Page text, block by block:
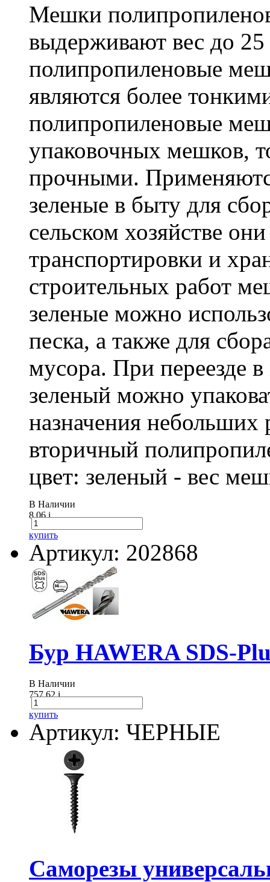
Мешки
выдерживают вес до
полипропиленовые
являются более
полипропиленовые
упаковочных мешков,
прочными.
зеленые в быту для
сельском хозяйстве
транспортировки и
строительных работ
зеленые можно
песка, а также для
мусора. При переезде
зеленый можно
назначения небольших
вторичный
цвет: зеленый - вес
В Наличии
8.06i
купить
Артикул: 202868
Бур HAWERA SDS-
В Наличии
757.62i
купить
Артикул: ЧЕРНЫЕ
Саморезы